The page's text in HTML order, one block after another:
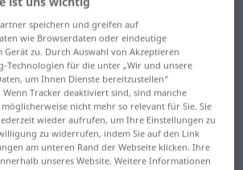
Wörterbuch
Übersetzung
Tschechisch
speichern und greifen auf
wie Browserdaten oder eindeutige
zu. Durch Auswahl von Akzeptieren
Technologien für die unter „Wir und unsere
um Ihnen Dienste bereitzustellen“
Tracker deaktiviert sind, sind manche
nicht mehr so relevant für Sie. Sie
wieder aufrufen, um Ihre Einstellungen zu
zu widerrufen, indem Sie auf den Link
am unteren Rand der Webseite klicken. Ihre
unseres Website. Weitere Informationen